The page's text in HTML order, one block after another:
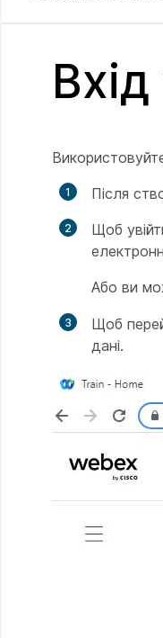
Після
Щоб
Або ви
Щоб
дані.